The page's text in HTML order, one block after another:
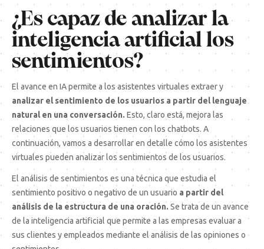
¿Es capaz de analizar la
inteligencia artificial los
sentimientos?
El avance en IA permite a los asistentes virtuales extraer y
analizar el sentimiento de los usuarios a partir del lenguaje
natural en una conversación. Esto, claro está, mejora las
relaciones que los usuarios tienen con los chatbots. A
continuación, vamos a desarrollar en detalle cómo los asistentes
virtuales pueden analizar los sentimientos de los usuarios.
El análisis de sentimientos es una técnica que estudia el
sentimiento positivo o negativo de un usuario a partir del
análisis de la estructura de una oración. Se trata de un avance
de la inteligencia artificial que permite a las empresas evaluar a
sus clientes y empleados mediante el análisis de las opiniones o